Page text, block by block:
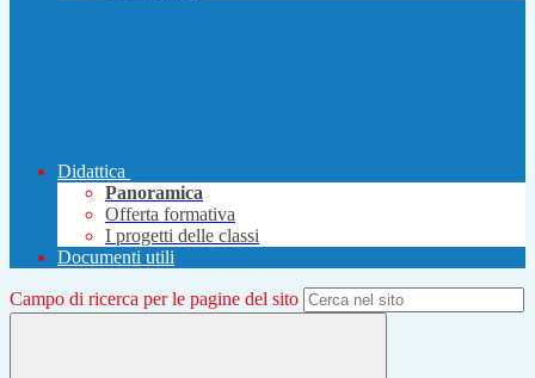
Didattica
Panoramica
Offerta formativa
I progetti delle classi
Documenti utili
Campo di ricerca per le pagine del sito